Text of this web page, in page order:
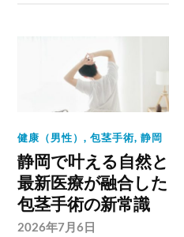
健康（男性）,包茎手術,静岡
静岡で叶える自然と
最新医療が融合した
包茎手術の新常識
2026年7月6日